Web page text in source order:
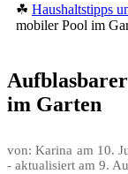
☘ Haushaltstipps
mobiler Pool im
im Garten
von: Karina am 10.
- aktualisiert am 9.